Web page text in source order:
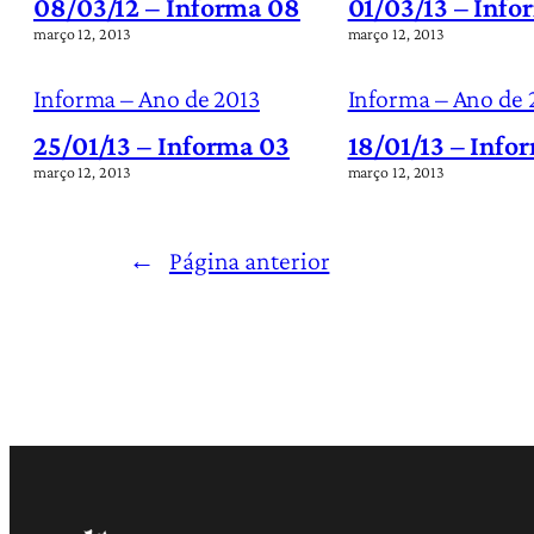
março 12, 2013 março 12, 2013
Informa – Ano de 2013
25/01/13 – Informa 03
março 12, 2013
Informa – Ano de
18/01/13 –
março 12, 2013
← Página anterior